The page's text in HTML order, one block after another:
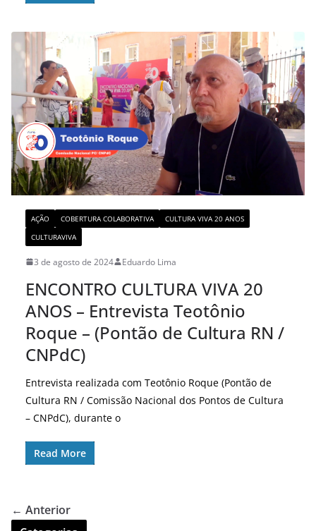
AÇÃO COBERTURA COLABORATIVA
CULTURA VIVA 20 ANOS
CULTURAVIVA
3 de agosto de 2024 Eduardo Lima
ENCONTRO CULTURA VIVA 20
ANOS – Entrevista Teotônio
Roque – (Pontão de Cultura RN /
CNPdC)
Entrevista realizada com Teotônio Roque (Pontão de
Cultura RN / Comissão Nacional dos Pontos de Cultura
– CNPdC), durante o
Read More
← Anterior